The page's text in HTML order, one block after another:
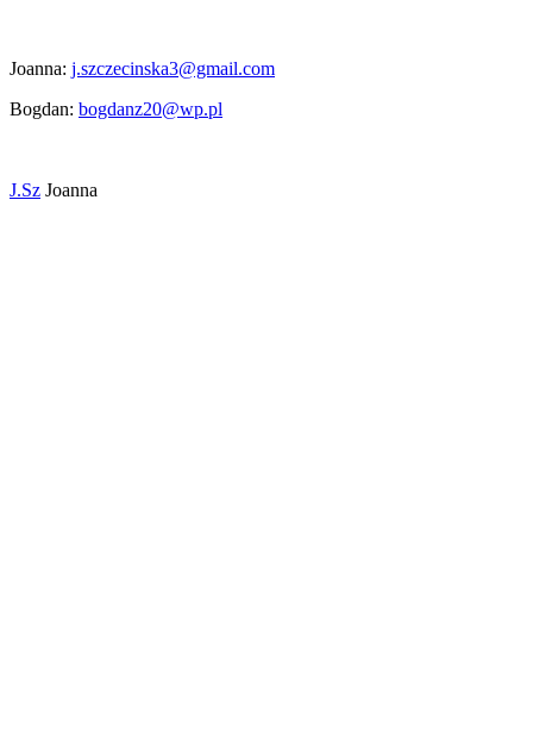
Joanna: j.szczecinska3@gmail.com
Bogdan: bogdanz20@wp.pl
J.Sz Joanna